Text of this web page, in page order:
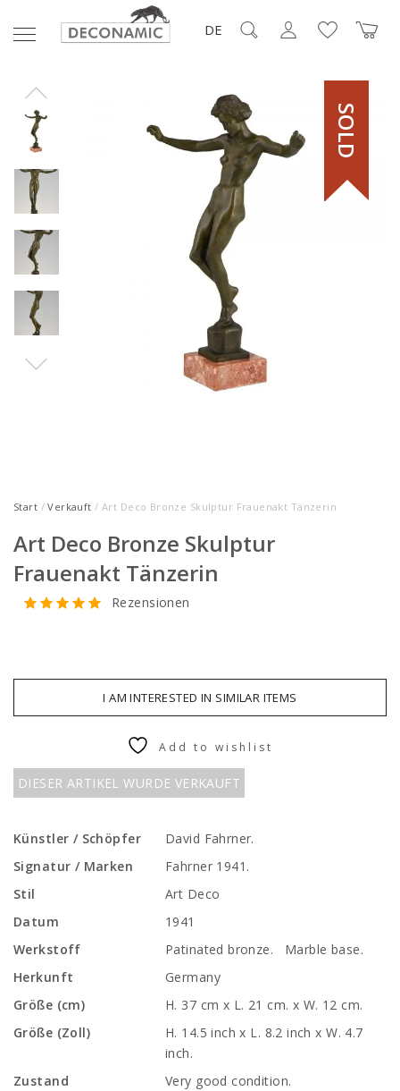
DE
SOLD
Start /Verkauft / Art Deco Bronze Skulptur Frauenakt Tänzerin
Art Deco Bronze Skulptur
Frauenakt Tänzerin
Rezensionen
I AM INTERESTED IN SIMILAR ITEMS
DIESER ARTIKEL WURDE VERKAUFT
Add to wishlist
Künstler / Schöpfer
David Fahrner.
Signatur / Marken
Fahrner 1941.
Stil
Art Deco
Datum
1941
Werkstoff
Patinated bronze. Marble base.
Herkunft
Germany
Größe (cm)
H. 37 cm x L. 21 cm. x W. 12 cm.
Größe (Zoll)
H. 14.5 inch x L. 8.2 inch x W. 4.7
inch.
Zustand
Very good condition.